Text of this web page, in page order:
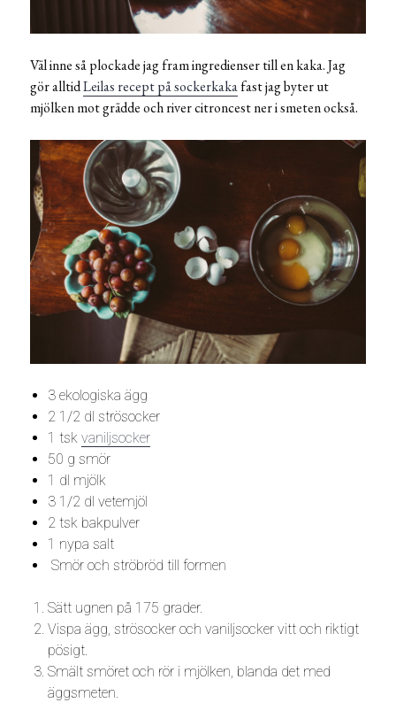
Väl inne så plockade jag fram ingredienser till en kaka. Jag
gör alltidLeilas recept på sockerkakafast jag byter ut
mjölken mot grädde och river citroncest ner i smeten också.
3 ekologiska ägg
2 1/2 dl strösocker
1 tsk vaniljsocker
50 g smör
1 dl mjölk
3 1/2 dl vetemjöl
2 tsk bakpulver
1 nypa salt
Smör och ströbröd till formen
Sätt ugnen på 175 grader.
Vispa ägg, strösocker och vaniljsocker vitt och riktigt
pösigt.
Smält smöret och rör i mjölken, blanda det med
äggsmeten.